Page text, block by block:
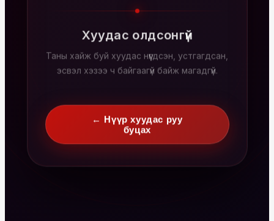
Хуудас олдсонгүй
Таны хайж буй хуудас нүүгдсэн, устгагдсан,
эсвэл хэзээ ч байгаагүй байж магадгүй.
← Нүүр хуудас руу
буцах